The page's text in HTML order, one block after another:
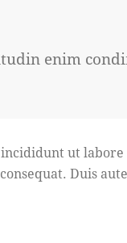
enim
ut
Duis